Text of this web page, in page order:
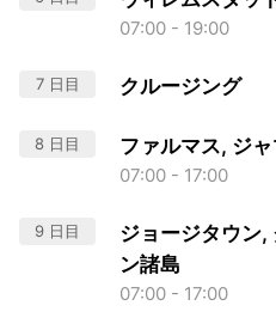
07:00 - 19:00
7 日目 クルージング
8 日目 ファルマス, ジ
07:00 - 17:00
9 日目
ジョージタウン,
ン諸島
07:00 - 17:00